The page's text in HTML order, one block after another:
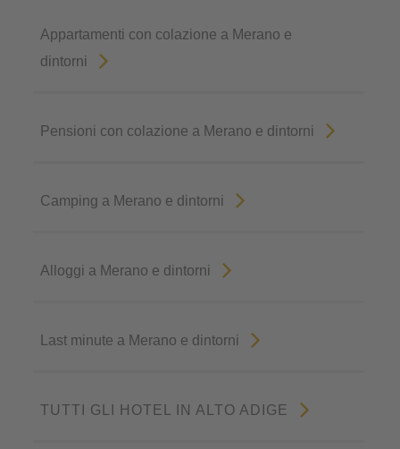
Appartamenti con colazione a Merano e
dintorni
Pensioni con colazione a Merano e dintorni
Camping a Merano e dintorni
Alloggi a Merano e dintorni
Last minute a Merano e dintorni
TUTTI GLI HOTEL IN ALTO ADIGE